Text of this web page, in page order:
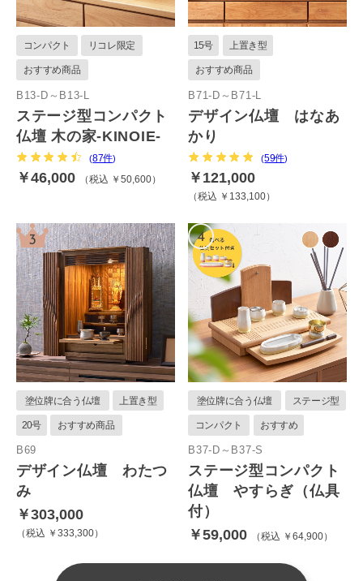
コンパクト リコレ限定
おすすめ商品
B13-D～B13-L
ステージ型コンパクト
仏壇 木の家-KINOIE-
(87件)
￥46,000 税込 ￥50,600
15号 上置き型
おすすめ商品
B71-D～B71-L
デザイン仏壇 はなあ
かり
(59件)
￥121,000
税込 ￥133,100
塗位牌に合う仏壇 上置き型
20号 おすすめ商品
B69
デザイン仏壇 わたつ
み
￥303,000
税込 ￥333,300
塗位牌に合う仏壇 ステージ型
コンパクト おすすめ
B37-D～B37-S
ステージ型コンパクト
仏壇 やすらぎ（仏具
付）
￥59,000
税込 ￥64,900